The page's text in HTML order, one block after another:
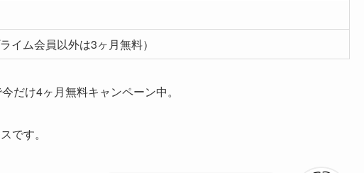
イム会員以外は3ヶ月無料）
だけ4ヶ月無料キャンペーン中。
です。